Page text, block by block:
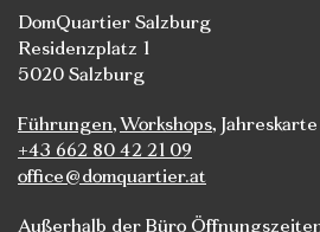
DomQuartier Salzburg
Residenzplatz 1
5020 Salzburg
Führungen,Workshops,
+43 662 80 42 21 09
office@domquartier.at
Außerhalb der Büro